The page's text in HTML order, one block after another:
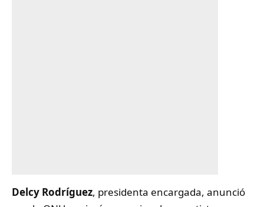
Delcy Rodríguez, presidenta encargada, anunció